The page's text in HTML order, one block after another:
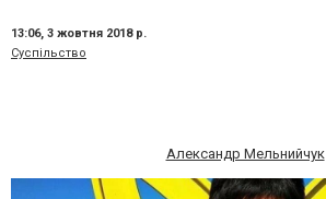
13:06, 3 жовтня 2018 р.
Суспільство
Александр Мельнийчук